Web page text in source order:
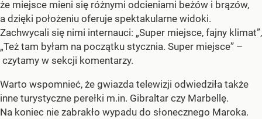
że miejsce mieni się różnymi odcieniami beżów i brązów,
a dzięki położeniu oferuje spektakularne widoki.
Zachwycali się nimi internauci: „Super miejsce, fajny klimat”,
„Też tam byłam na początku stycznia. Super miejsce” –
czytamy w sekcji komentarzy.
Warto wspomnieć, że gwiazda telewizji odwiedziła także
inne turystyczne perełki m.in. Gibraltar czy Marbellę.
Na koniec nie zabrakło wypadu do słonecznego Maroka.